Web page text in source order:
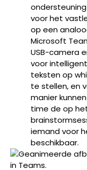
voor het
op een
Microsoft
USB-camera
voor
teksten op
te stellen, en
manier
time de op
iemand voor
beschikbaar.